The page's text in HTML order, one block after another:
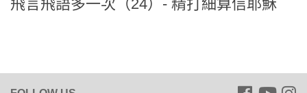
飛言飛語多一次（24）- 精打細算信耶穌